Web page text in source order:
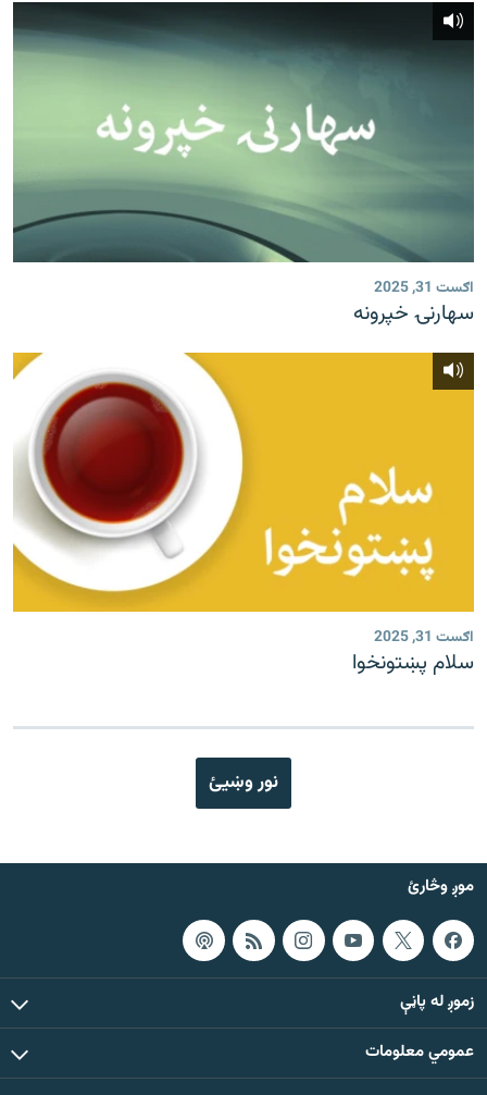
اګست 31, 2025
سهارنۍ خپرونه
اګست 31, 2025
سلام پښتونخوا
نور وښیئ
موږ وڅارئ
زموږ له پاڼې
عمومي معلومات